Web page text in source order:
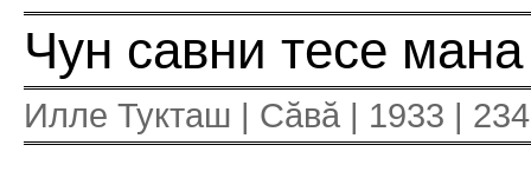
Чун савни тесе
Илле Тукташ | Сăвă | 1933 | 234